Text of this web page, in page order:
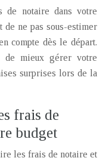
de notaire dans votre
de ne pas sous-estimer
compte dès le départ.
de mieux gérer votre
surprises lors de la
frais de
budget
les frais de notaire et